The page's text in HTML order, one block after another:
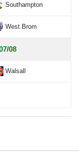
Southampton
West Brom
08
Walsall